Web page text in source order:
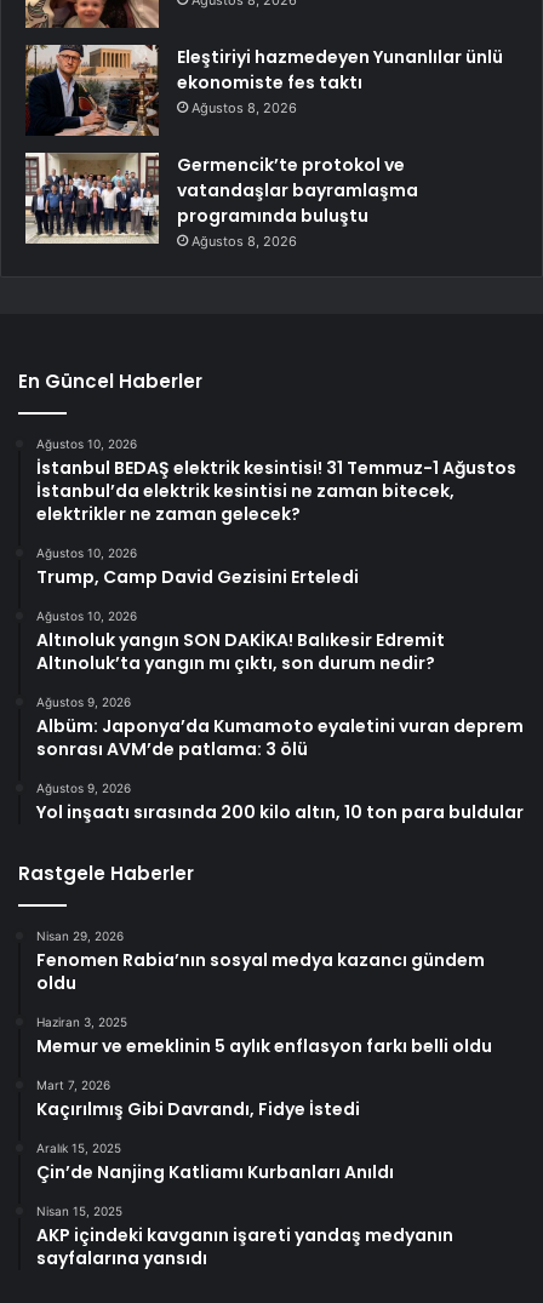
Eleştiriyi hazmedeyen Yunanlılar ünlü
ekonomiste fes taktı
Ağustos 8, 2026
Germencik’te protokol ve
vatandaşlar bayramlaşma
programında buluştu
Ağustos 8, 2026
En Güncel Haberler
Ağustos 10, 2026
İstanbul BEDAŞ elektrik kesintisi! 31 Temmuz-1 Ağustos
İstanbul’da elektrik kesintisi ne zaman bitecek,
elektrikler ne zaman gelecek?
Ağustos 10, 2026
Trump, Camp David Gezisini Erteledi
Ağustos 10, 2026
Altınoluk yangın SON DAKİKA! Balıkesir Edremit
Altınoluk’ta yangın mı çıktı, son durum nedir?
Ağustos 9, 2026
Albüm: Japonya’da Kumamoto eyaletini vuran deprem
sonrası AVM’de patlama: 3 ölü
Ağustos 9, 2026
Yol inşaatı sırasında 200 kilo altın, 10 ton para buldular
Rastgele Haberler
Nisan 29, 2026
Fenomen Rabia’nın sosyal medya kazancı gündem
oldu
Haziran 3, 2025
Memur ve emeklinin 5 aylık enflasyon farkı belli oldu
Mart 7, 2026
Kaçırılmış Gibi Davrandı, Fidye İstedi
Aralık 15, 2025
Çin’de Nanjing Katliamı Kurbanları Anıldı
Nisan 15, 2025
AKP içindeki kavganın işareti yandaş medyanın
sayfalarına yansıdı